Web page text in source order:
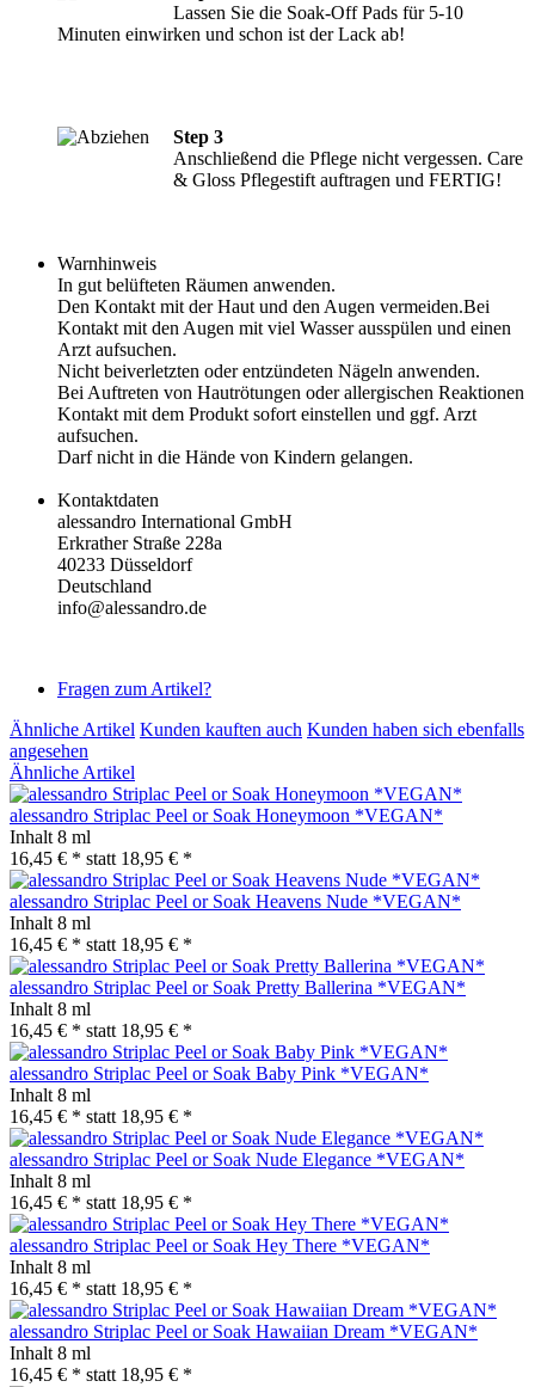
Lassen Sie die Soak-Off Pads für 5-10
Minuten einwirken und schon ist der Lack ab!
Step 3
Anschließend die Pflege nicht vergessen. Care
& Gloss Pflegestift auftragen und FERTIG!
Warnhinweis
In gut belüfteten Räumen anwenden.
Den Kontakt mit der Haut und den Augen vermeiden.Bei
Kontakt mit den Augen mit viel Wasser ausspülen und einen
Arzt aufsuchen.
Nicht beiverletzten oder entzündeten Nägeln anwenden.
Bei Auftreten von Hautrötungen oder allergischen Reaktionen
Kontakt mit dem Produkt sofort einstellen und ggf. Arzt
aufsuchen.
Darf nicht in die Hände von Kindern gelangen.
Kontaktdaten
alessandro International GmbH
Erkrather Straße 228a
40233 Düsseldorf
Deutschland
info@alessandro.de
Fragen zum Artikel?
Ähnliche Artikel Kunden kauften auch Kunden haben sich ebenfalls
angesehen
Ähnliche Artikel
alessandro Striplac Peel or Soak Honeymoon *VEGAN*
Inhalt 8 ml
16,45 € * statt 18,95 € *
alessandro Striplac Peel or Soak Heavens Nude *VEGAN*
Inhalt 8 ml
16,45 € * statt 18,95 € *
alessandro Striplac Peel or Soak Pretty Ballerina *VEGAN*
Inhalt 8 ml
16,45 € * statt 18,95 € *
alessandro Striplac Peel or Soak Baby Pink *VEGAN*
Inhalt 8 ml
16,45 € * statt 18,95 € *
alessandro Striplac Peel or Soak Nude Elegance *VEGAN*
Inhalt 8 ml
16,45 € * statt 18,95 € *
alessandro Striplac Peel or Soak Hey There *VEGAN*
Inhalt 8 ml
16,45 € * statt 18,95 € *
alessandro Striplac Peel or Soak Hawaiian Dream *VEGAN*
Inhalt 8 ml
16,45 € * statt 18,95 € *